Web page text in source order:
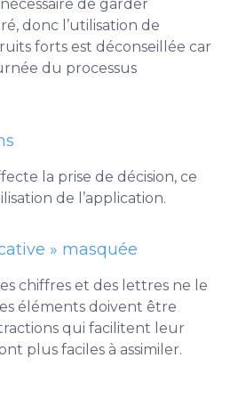
de garder
donc l’utilisation de
forts est déconseillée car
du processus
la prise de décision, ce
de l’application.
» masquée
chiffres et des lettres ne le
éléments doivent être
qui facilitent leur
plus faciles à assimiler.